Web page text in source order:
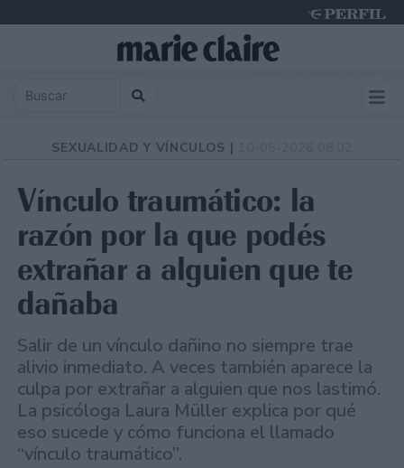
SEXUALIDAD Y VÍNCULOS |
Vínculo traumático: la
razón por la que podés
extrañar a alguien que te
dañaba
Salir de un vínculo dañino no siempre trae
alivio inmediato. A veces también aparece la
culpa por extrañar a alguien que nos lastimó.
La psicóloga Laura Müller explica por qué
eso sucede y cómo funciona el llamado
“vínculo traumático”.